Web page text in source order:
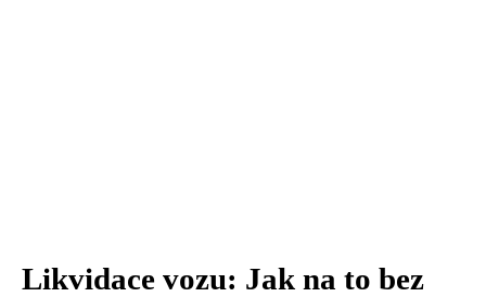
Likvidace vozu: Jak na to bez